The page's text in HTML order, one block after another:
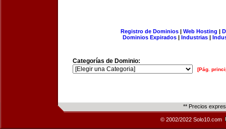
Registro de Dominios| Web Hosting |
Dominios Expirados | Industrias |
Categorías de Dominio:
[Pág.
** Precios
© 2002/2022 Solo10.com